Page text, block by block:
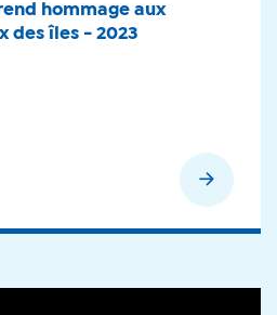
hommage aux
des îles - 2023